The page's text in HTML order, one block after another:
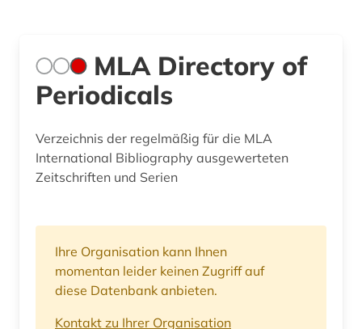
MLA Directory of
Periodicals
Verzeichnis der regelmäßig für die MLA
International Bibliography ausgewerteten
Zeitschriften und Serien
Ihre Organisation kann Ihnen
momentan leider keinen Zugriff auf
diese Datenbank anbieten.
Kontakt zu Ihrer Organisation